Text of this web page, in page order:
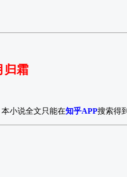
归霜
本小说全文只能在知乎APP搜索得